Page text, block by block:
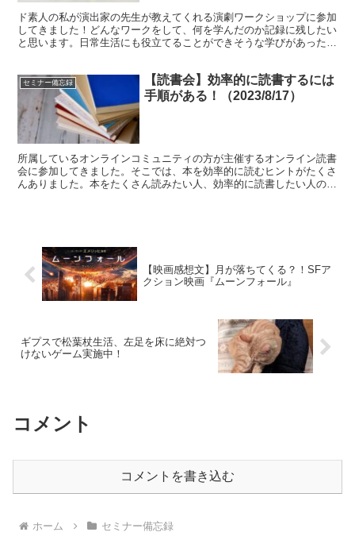
ド素人の私が演出家の先生が教えてくれる演劇ワークショップに参加
してきました！どんなワークをして、何を学んだのか記録に残したい
と思います。日常生活にも役立てることができそうな学びがあったの
セミナー備忘録
【読書会】効率的に読書するには
手順がある！（2023/8/17）
所属しているオンラインコミュニティの方が主催するオンライン読書
会に参加してきました。そこでは、本を効率的に読むヒントがたくさ
んありました。本をたくさん読みたい人、効率的に読書したい人の参
【映画感想文】月が落ちてくる？！SFア
クション映画『ムーンフォール』
ギプスで松葉杖生活、左足を床に絶対つ
けないゲーム実施中！
コメント
コメントを書き込む
ホーム セミナー備忘録